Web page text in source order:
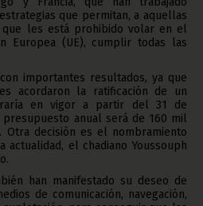
que permitan, a aquellas
que les está prohibido volar en el
Europea (UE), cumplir todas las
importantes resultados, ya que
acordaron la ratificación de un
en vigor a partir del 31 de
anual será de 160 mil
Otra decisión es el nombramiento
actualidad, el chadiano Youssouph
han manifestado su deseo de
de comunicación, navegación,